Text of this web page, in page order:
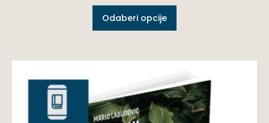
Odaberi opcije